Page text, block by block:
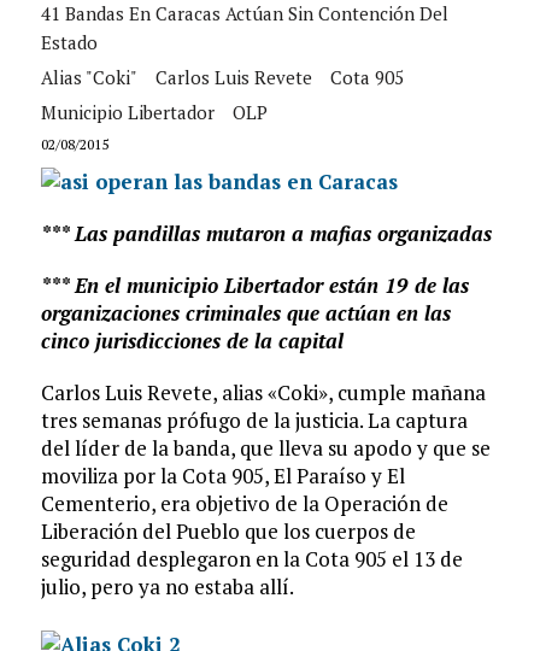
41 Bandas En Caracas Actúan Sin Contención Del
Estado
Alias "Coki"
Carlos Luis Revete
Cota 905
Municipio Libertador
OLP
02/08/2015
*** Las pandillas mutaron a mafias organizadas
*** En el municipio Libertador están 19 de las
organizaciones criminales que actúan en las
cinco jurisdicciones de la capital
Carlos Luis Revete, alias «Coki», cumple mañana
tres semanas prófugo de la justicia. La captura
del líder de la banda, que lleva su apodo y que se
moviliza por la Cota 905, El Paraíso y El
Cementerio, era objetivo de la Operación de
Liberación del Pueblo que los cuerpos de
seguridad desplegaron en la Cota 905 el 13 de
julio, pero ya no estaba allí.